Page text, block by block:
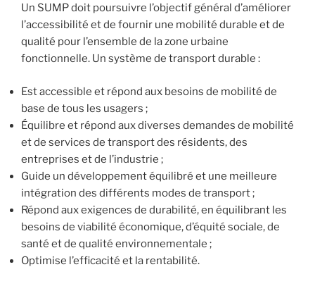
Un SUMP doit poursuivre l’objectif général d’améliorer
l’accessibilité et de fournir une mobilité durable et de
qualité pour l’ensemble de la zone urbaine
fonctionnelle. Un système de transport durable :
Est accessible et répond aux besoins de mobilité de
base de tous les usagers ;
Équilibre et répond aux diverses demandes de mobilité
et de services de transport des résidents, des
entreprises et de l’industrie ;
Guide un développement équilibré et une meilleure
intégration des différents modes de transport ;
Répond aux exigences de durabilité, en équilibrant les
besoins de viabilité économique, d’équité sociale, de
santé et de qualité environnementale ;
Optimise l’efficacité et la rentabilité.